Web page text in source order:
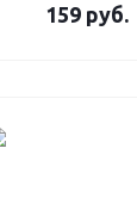
159 руб.